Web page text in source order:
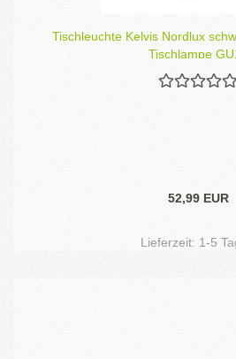
Tischleuchte Kelvis Nordlux
Tischlampe
52,99 EUR
Lieferzeit: 1-5